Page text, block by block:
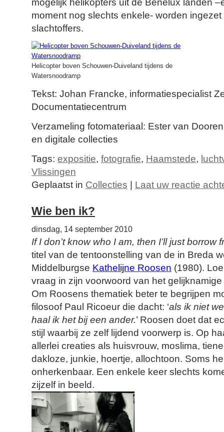
moment nog slechts enkele- worden
slachtoffers.
Helicopter boven Schouwen-Duiveland tijdens de
Watersnoodramp
Tekst: Johan Francke, informatiespecialist
Documentatiecentrum
Verzameling fotomateriaal: Ester van
en digitale collecties
Tags: expositie, fotografie, Haamstede,
Vlissingen
Geplaatst in Collecties | Laat uw reactie
Wie ben ik?
dinsdag, 14 september 2010
If I don’t know who I am, then I’ll just borrow
titel van de tentoonstelling van de in Breda
Middelburgse Kathelijne Roosen (1980).
vraag in zijn voorwoord van het
Om Roosens thematiek beter te begrijpen
filosoof Paul Ricoeur die dacht: ‘als ik niet
haal ik het bij een ander.’ Roosen doet dat
stijl waarbij ze zelf lijdend voorwerp is. Op
allerlei creaties als huisvrouw, moslima,
dakloze, junkie, hoertje, allochtoon. Soms
onherkenbaar. Een enkele keer slechts
zijzelf in beeld.